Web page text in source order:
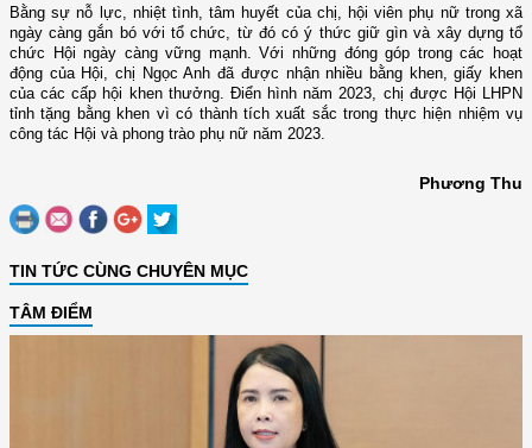
Bằng sự nỗ lực, nhiệt tình, tâm huyết của chị, hội viên phụ nữ trong xã
ngày càng gắn bó với tổ chức, từ đó có ý thức giữ gìn và xây dựng tổ
chức Hội ngày càng vững mạnh. Với những đóng góp trong các hoạt
động của Hội, chị Ngọc Anh đã được nhận nhiều bằng khen, giấy khen
của các cấp hội khen thưởng. Điển hình năm 2023, chị được Hội LHPN
tỉnh tặng bằng khen vì có thành tích xuất sắc trong thực hiện nhiệm vụ
công tác Hội và phong trào phụ nữ năm 2023.
Phương Thu
TIN TỨC CÙNG CHUYÊN MỤC
TÂM ĐIỂM